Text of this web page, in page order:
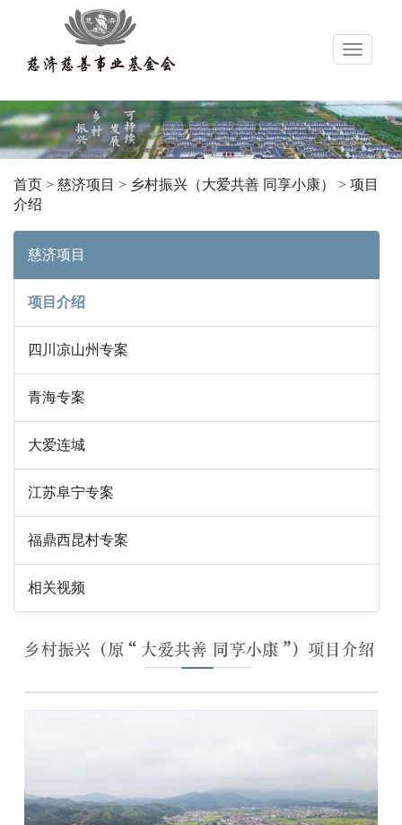
导
首页 > 慈济项目 > 乡村振兴（大爱共善 同享小康） > 项目
介绍
慈济项目
项目介绍
四川凉山州专案
青海专案
大爱连城
江苏阜宁专案
福鼎西昆村专案
相关视频